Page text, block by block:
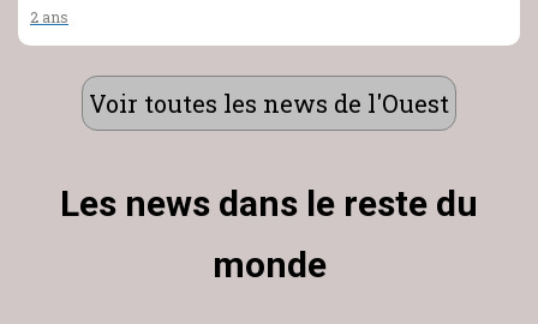
2 ans
Voir toutes les news de l'Ouest
Les news dans le reste du
monde